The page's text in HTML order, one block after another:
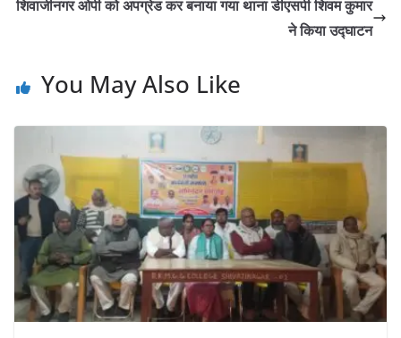
शिवाजीनगर ओपी को अपग्रेड कर बनाया गया थाना डीएसपी शिवम कुमार
ने किया उद्घाटन
You May Also Like